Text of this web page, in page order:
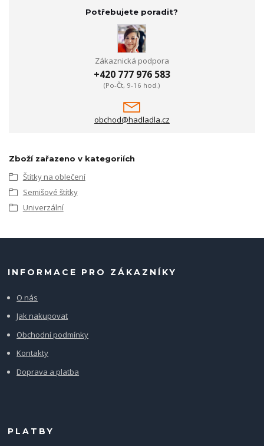
Potřebujete poradit?
Zákaznická podpora
+420 777 976 583
(Po-Čt, 9-16 hod.)
obchod@hadladla.cz
Zboží zařazeno v kategoriích
Štítky na oblečení
Semišové štítky
Univerzální
INFORMACE PRO ZÁKAZNÍKY
O nás
Jak nakupovat
Obchodní podmínky
Kontakty
Doprava a platba
PLATBY